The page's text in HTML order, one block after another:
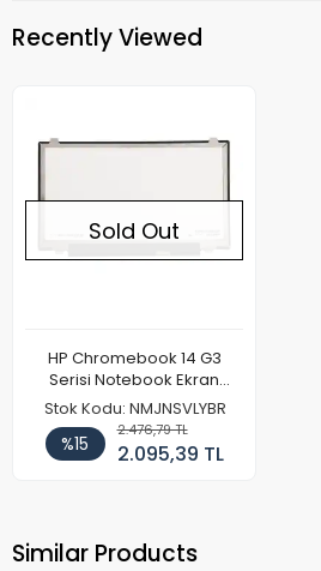
Recently Viewed
Sold Out
HP Chromebook 14 G3
Serisi Notebook Ekran
Paneli (FHD)
Stok Kodu: NMJNSVLYBR
%15
2.476,79 TL
2.095,39 TL
Similar Products